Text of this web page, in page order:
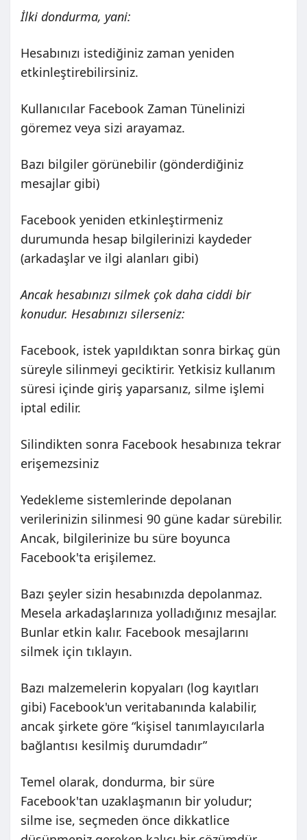
İlki dondurma, yani:
Hesabınızı istediğiniz zaman yeniden
etkinleştirebilirsiniz.
Kullanıcılar Facebook Zaman Tünelinizi
göremez veya sizi arayamaz.
Bazı bilgiler görünebilir (gönderdiğiniz
mesajlar gibi)
Facebook yeniden etkinleştirmeniz
durumunda hesap bilgilerinizi kaydeder
(arkadaşlar ve ilgi alanları gibi)
Ancak hesabınızı silmek çok daha ciddi bir
konudur. Hesabınızı silerseniz:
Facebook, istek yapıldıktan sonra birkaç gün
süreyle silinmeyi geciktirir. Yetkisiz kullanım
süresi içinde giriş yaparsanız, silme işlemi
iptal edilir.
Silindikten sonra Facebook hesabınıza tekrar
erişemezsiniz
Yedekleme sistemlerinde depolanan
verilerinizin silinmesi 90 güne kadar sürebilir.
Ancak, bilgilerinize bu süre boyunca
Facebook'ta erişilemez.
Bazı şeyler sizin hesabınızda depolanmaz.
Mesela arkadaşlarınıza yolladığınız mesajlar.
Bunlar etkin kalır. Facebook mesajlarını
silmek için tıklayın.
Bazı malzemelerin kopyaları (log kayıtları
gibi) Facebook'un veritabanında kalabilir,
ancak şirkete göre “kişisel tanımlayıcılarla
bağlantısı kesilmiş durumdadır”
Temel olarak, dondurma, bir süre
Facebook'tan uzaklaşmanın bir yoludur;
silme ise, seçmeden önce dikkatlice